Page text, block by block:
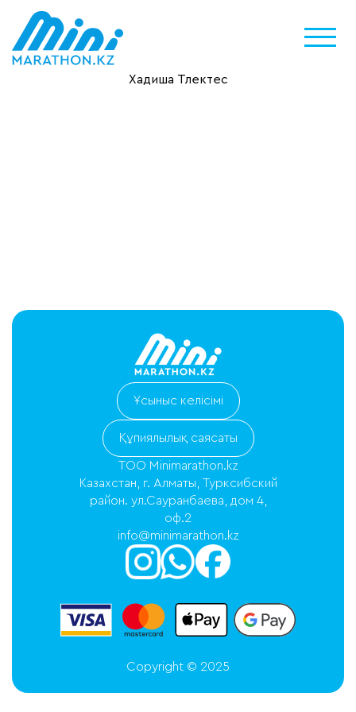
Хадиша Тлектес
Ұсыныс келісімі
Құпиялылық саясаты
ТОО Minimarathon.kz
Казахстан, г. Алматы, Турксибский
район. ул.Сауранбаева, дом 4,
оф.2
info@minimarathon.kz
Copyright © 2025